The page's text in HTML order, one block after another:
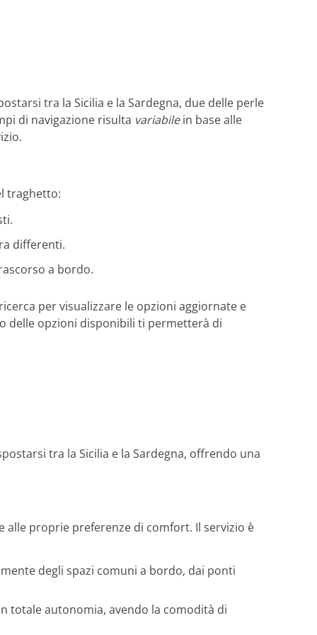
tra la Sicilia e la Sardegna, due delle perle
di navigazione risulta variabilein base alle
traghetto:
differenti.
a bordo.
per visualizzare le opzioni aggiornate e
delle opzioni disponibili ti permetterà di
tra la Sicilia e la Sardegna, offrendo una
alle proprie preferenze di comfort. Il servizio è
degli spazi comuni a bordo, dai ponti
totale autonomia, avendo la comodità di